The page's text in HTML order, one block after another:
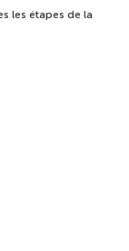
les étapes de la